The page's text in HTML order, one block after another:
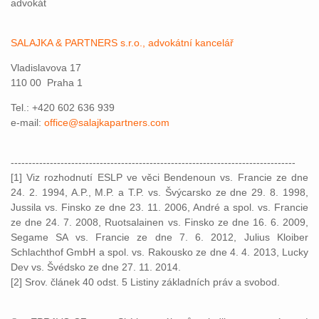
advokát
SALAJKA & PARTNERS s.r.o., advokátní kancelář
Vladislavova 17
110 00 Praha 1
Tel.: +420 602 636 939
e-mail: office@salajkapartners.com
--------------------------------------------------------------------------------
[1] Viz rozhodnutí ESLP ve věci Bendenoun vs. Francie ze dne
24. 2. 1994, A.P., M.P. a T.P. vs. Švýcarsko ze dne 29. 8. 1998,
Jussila vs. Finsko ze dne 23. 11. 2006, André a spol. vs. Francie
ze dne 24. 7. 2008, Ruotsalainen vs. Finsko ze dne 16. 6. 2009,
Segame SA vs. Francie ze dne 7. 6. 2012, Julius Kloiber
Schlachthof GmbH a spol. vs. Rakousko ze dne 4. 4. 2013, Lucky
Dev vs. Švédsko ze dne 27. 11. 2014.
[2] Srov. článek 40 odst. 5 Listiny základních práv a svobod.